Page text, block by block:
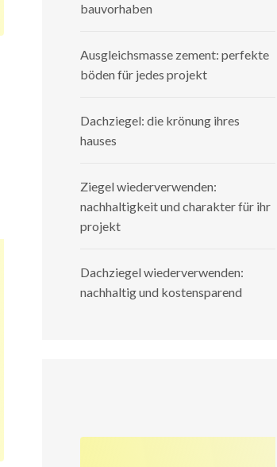
bauvorhaben
Ausgleichsmasse zement: perfekte
böden für jedes projekt
Dachziegel: die krönung ihres
hauses
Ziegel wiederverwenden:
nachhaltigkeit und charakter für ihr
projekt
Dachziegel wiederverwenden:
nachhaltig und kostensparend